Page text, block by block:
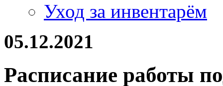
Уход за инвентарём
05.12.2021
Расписание работы